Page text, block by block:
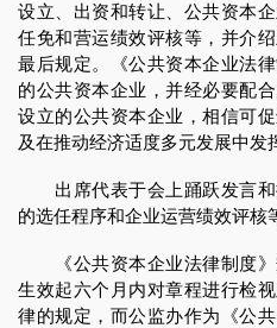
设立、出资和转让、公共资本
任免和营运绩效评核等，并介
最后规定。《公共资本企业法
的公共资本企业，并经必要配
设立的公共资本企业，相信可
及在推动经济适度多元发展中发
出席代表于会上踊跃发言和
的选任程序和企业运营绩效评核
《公共资本企业法律制度》
生效起六个月内对章程进行检
律的规定，而公监办作为《公